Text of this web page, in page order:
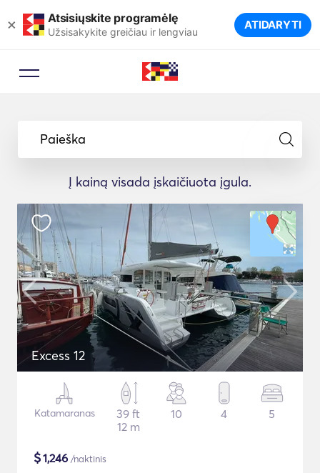
× Atsisiųskite programėlę
Užsisakykite greičiau ir lengviau ATIDARYTI
Paieška
Į kainą visada įskaičiuota įgula.
Excess 12
Katamaranas
39 ft
12 m
10 4 5
$1,246 /naktinis